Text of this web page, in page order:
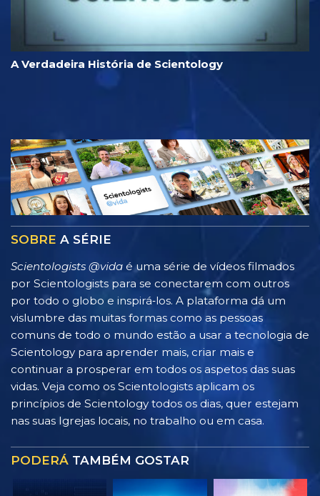
A Verdadeira História de Scientology
SOBRE A SÉRIE
Scientologists @vida é uma série de vídeos filmados
por Scientologists para se conectarem com outros
por todo o globo e inspirá‑los. A plataforma dá um
vislumbre das muitas formas como as pessoas
comuns de todo o mundo estão a usar a tecnologia de
Scientology para aprender mais, criar mais e
continuar a prosperar em todos os aspetos das suas
vidas. Veja como os Scientologists aplicam os
princípios de Scientology todos os dias, quer estejam
nas suas Igrejas locais, no trabalho ou em casa.
PODERÁ TAMBÉM GOSTAR